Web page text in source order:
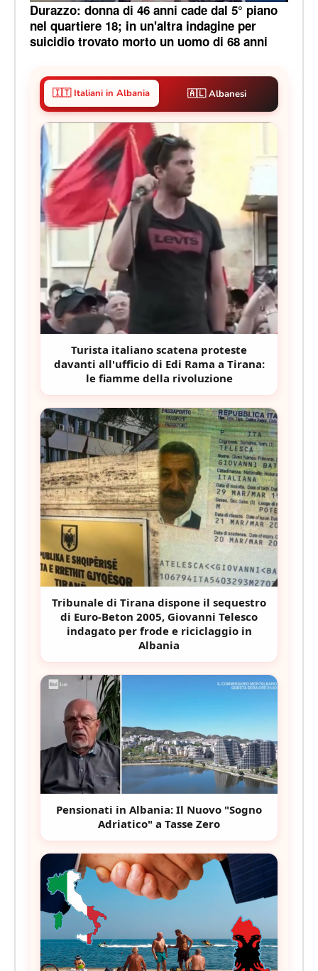
Durazzo: donna di 46 anni cade dal 5° piano
nel quartiere 18; in un'altra indagine per
suicidio trovato morto un uomo di 68 anni
🇮🇹 Italiani in Albania 🇦🇱 Albanesi
Turista italiano scatena proteste
davanti all'ufficio di Edi Rama a Tirana:
le fiamme della rivoluzione
Tribunale di Tirana dispone il sequestro
di Euro-Beton 2005, Giovanni Telesco
indagato per frode e riciclaggio in
Albania
Pensionati in Albania: Il Nuovo "Sogno
Adriatico" a Tasse Zero